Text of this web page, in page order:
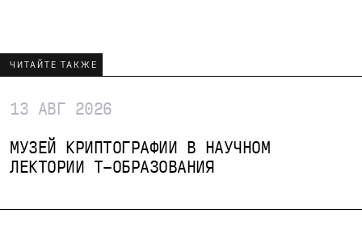
ЧИТАЙТЕ ТАКЖЕ
13 АВГ 2026
МУЗЕЙ КРИПТОГРАФИИ В НАУЧНОМ
ЛЕКТОРИИ Т-ОБРАЗОВАНИЯ